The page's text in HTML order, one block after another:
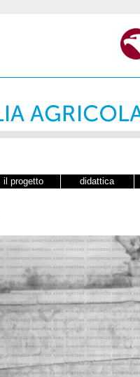
il progetto didattica